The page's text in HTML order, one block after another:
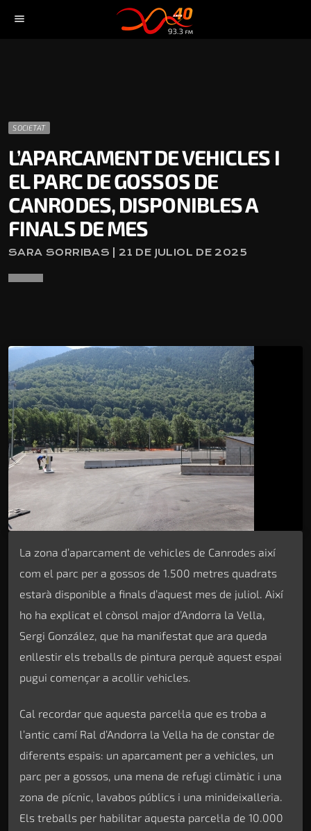
menu
SOCIETAT
L’APARCAMENT DE VEHICLES I
EL PARC DE GOSSOS DE
CANRODES, DISPONIBLES A
FINALS DE MES
SARA SORRIBAS | 21 DE JULIOL DE 2025
La zona d’aparcament de vehicles de Canrodes així
com el parc per a gossos de 1.500 metres quadrats
estarà disponible a finals d’aquest mes de juliol. Així
ho ha explicat el cònsol major d’Andorra la Vella,
Sergi González, que ha manifestat que ara queda
enllestir els treballs de pintura perquè aquest espai
pugui començar a acollir vehicles.
Cal recordar que aquesta parcel·la que es troba a
l’antic camí Ral d’Andorra la Vella ha de constar de
diferents espais: un aparcament per a vehicles, un
parc per a gossos, una mena de refugi climàtic i una
zona de pícnic, lavabos públics i una minideixalleria.
Els treballs per habilitar aquesta parcel·la de 10.000